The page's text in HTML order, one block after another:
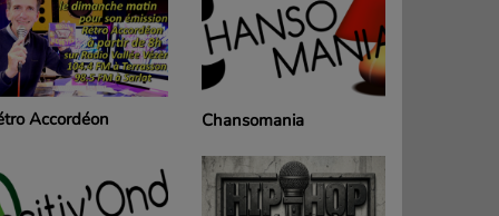
Accordéon Chansomania